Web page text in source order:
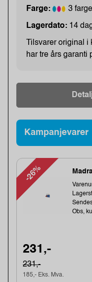
Farge: 3
Lagerdato: 14
Tilsvarer original
har tre års garanti
Kampanjevarer
-26%
Obs,
231,-
231,-
185,- Eks. Mva.